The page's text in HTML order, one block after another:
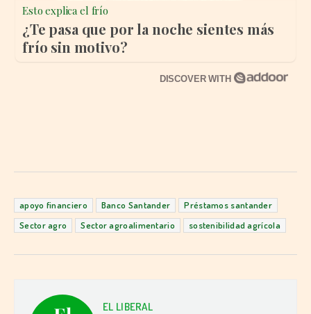
Esto explica el frío
¿Te pasa que por la noche sientes más
frío sin motivo?
DISCOVER WITH
apoyo financiero Banco Santander
Préstamos santander
Sector agro
Sector agroalimentario sostenibilidad agrícola
EL LIBERAL